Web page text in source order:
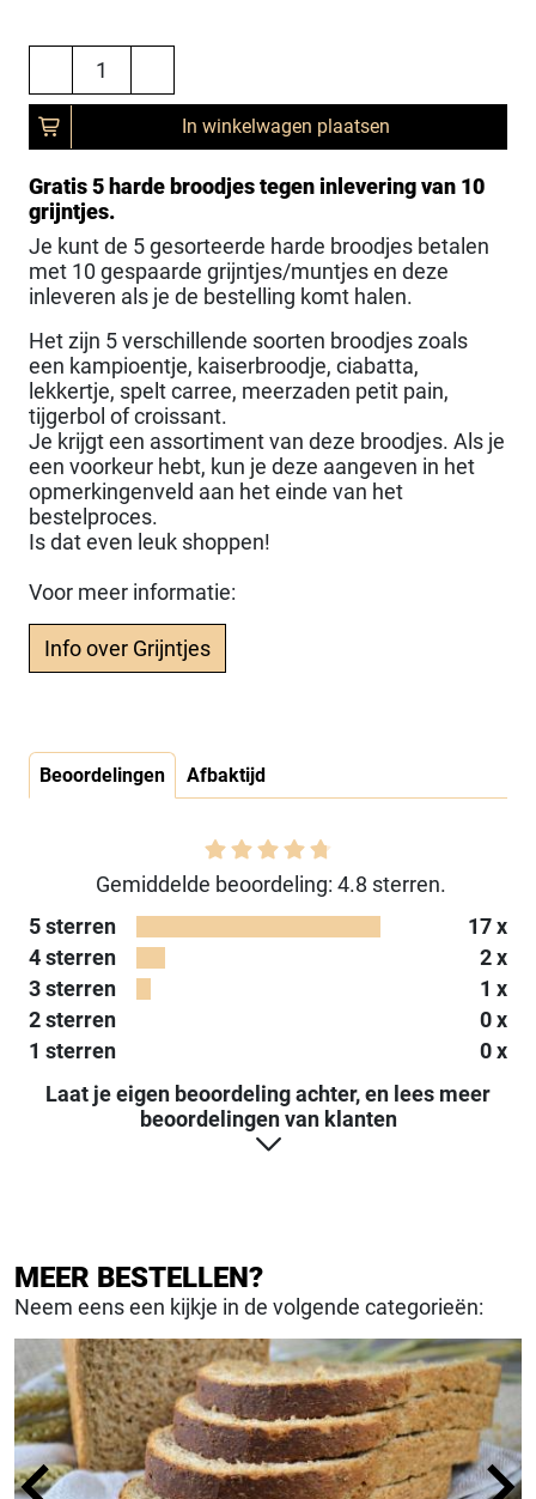
In winkelwagen plaatsen
Gratis 5 harde broodjes tegen inlevering van 10
grijntjes.
Je kunt de 5 gesorteerde harde broodjes betalen
met 10 gespaarde grijntjes/muntjes en deze
inleveren als je de bestelling komt halen.
Het zijn 5 verschillende soorten broodjes zoals
een kampioentje, kaiserbroodje, ciabatta,
lekkertje, spelt carree, meerzaden petit pain,
tijgerbol of croissant.
Je krijgt een assortiment van deze broodjes. Als je
een voorkeur hebt, kun je deze aangeven in het
opmerkingenveld aan het einde van het
bestelproces.
Is dat even leuk shoppen!
Voor meer informatie:
Info over Grijntjes
Beoordelingen Afbaktijd
Gemiddelde beoordeling: 4.8 sterren.
5 sterren
17 x
4 sterren
2 x
3 sterren
1 x
2 sterren
0 x
1 sterren
0 x
Laat je eigen beoordeling achter, en lees meer
beoordelingen van klanten
MEER BESTELLEN?
Neem eens een kijkje in de volgende categorieën: